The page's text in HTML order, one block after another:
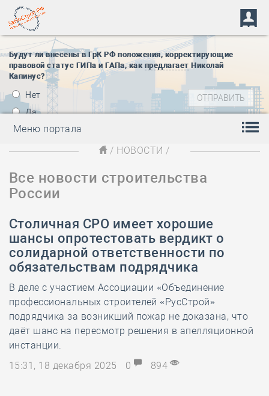
Будут ли внесены в ГрК РФ положения, корректирующие
правовой статус ГИПа и ГАПа, как предлагает Николай
Капинус?
Нет
Да
Меню портала
/ НОВОСТИ /
Все новости строительства
России
Столичная СРО имеет хорошие
шансы опротестовать вердикт о
солидарной ответственности по
обязательствам подрядчика
В деле с участием Ассоциации «Объединение
профессиональных строителей «РусСтрой»
подрядчика за возникший пожар не доказана, что
даёт шанс на пересмотр решения в апелляционной
инстанции.
15:31, 18 декабря 2025
0 894